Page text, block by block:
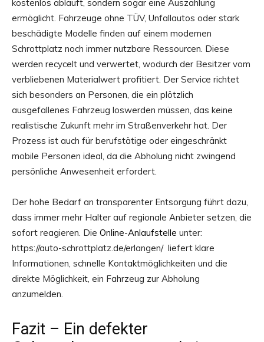
kostenlos abläuft, sondern sogar eine Auszahlung
ermöglicht. Fahrzeuge ohne TÜV, Unfallautos oder stark
beschädigte Modelle finden auf einem modernen
Schrottplatz noch immer nutzbare Ressourcen. Diese
werden recycelt und verwertet, wodurch der Besitzer vom
verbliebenen Materialwert profitiert. Der Service richtet
sich besonders an Personen, die ein plötzlich
ausgefallenes Fahrzeug loswerden müssen, das keine
realistische Zukunft mehr im Straßenverkehr hat. Der
Prozess ist auch für berufstätige oder eingeschränkt
mobile Personen ideal, da die Abholung nicht zwingend
persönliche Anwesenheit erfordert.
Der hohe Bedarf an transparenter Entsorgung führt dazu,
dass immer mehr Halter auf regionale Anbieter setzen, die
sofort reagieren. Die Online-Anlaufstelle unter:
https://auto-schrottplatz.de/erlangen/ liefert klare
Informationen, schnelle Kontaktmöglichkeiten und die
direkte Möglichkeit, ein Fahrzeug zur Abholung
anzumelden.
Fazit – Ein defekter